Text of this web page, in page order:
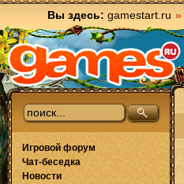
Вы здесь: gamestart.ru »
Игровой форум
Чат-беседка
Новости